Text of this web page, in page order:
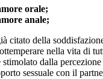
orale;
anale;
citato della
nella vita di
stimolato dalla
sessuale con il